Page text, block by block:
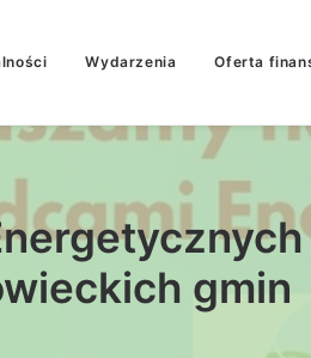
Wydarzenia Oferta
gmin